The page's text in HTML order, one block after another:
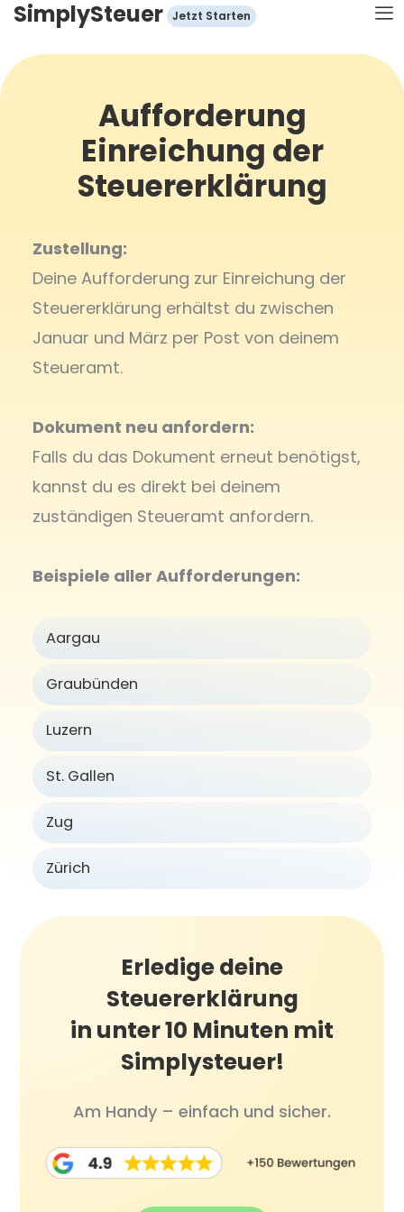
Zum
springen
SimplySteuer Jetzt Starten
Aufforderung
Einreichung der
Steuererklärung
Zustellung:
Deine Aufforderung zur Einreichung der
Steuererklärung erhältst du zwischen
Januar und März per Post von deinem
Steueramt.
Dokument neu anfordern:
Falls du das Dokument erneut benötigst,
kannst du es direkt bei deinem
zuständigen Steueramt anfordern.
Beispiele aller Aufforderungen:
Aargau
Graubünden
Luzern
St. Gallen
Zug
Zürich
Erledige deine
Steuererklärung
in unter 10 Minuten mit
Simplysteuer!
Am Handy – einfach und sicher.